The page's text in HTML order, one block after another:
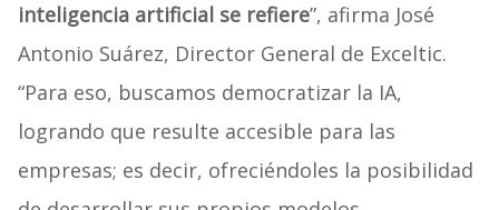
inteligencia artificial se refiere”, afirma José
Antonio Suárez, Director General de Exceltic.
“Para eso, buscamos democratizar la IA,
logrando que resulte accesible para las
empresas; es decir, ofreciéndoles la posibilidad